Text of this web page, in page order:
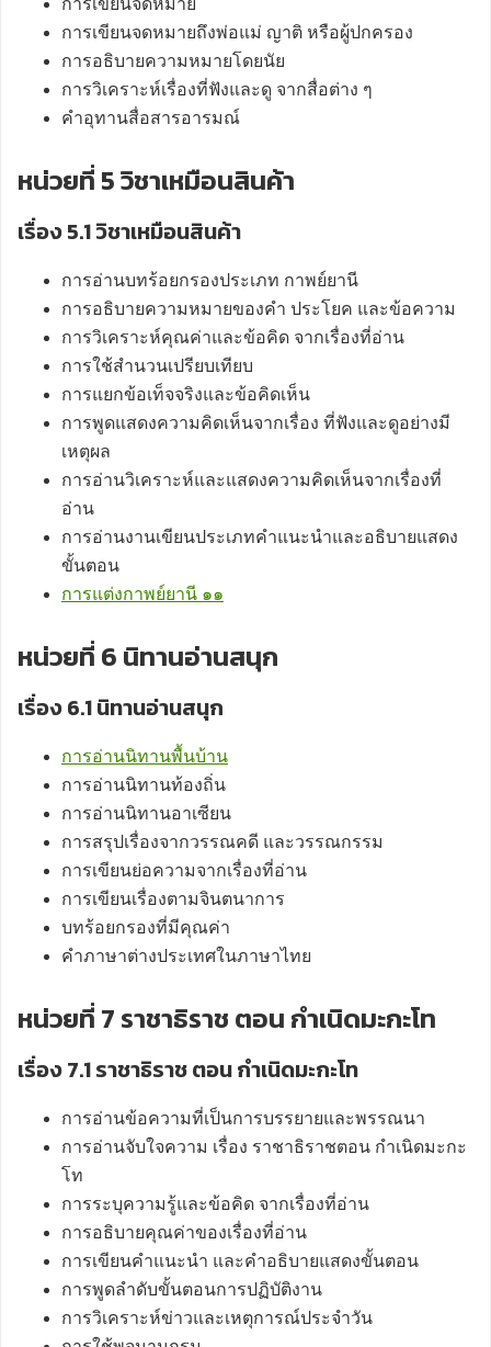
การเขียนจดหมาย
การเขียนจดหมายถึงพ่อแม่ ญาติ หรือผู้ปกครอง
การอธิบายความหมายโดยนัย
การวิเคราะห์เรื่องที่ฟังและดู จากสื่อต่าง ๆ
คำอุทานสื่อสารอารมณ์
หน่วยที่ 5 วิชาเหมือนสินค้า
เรื่อง 5.1 วิชาเหมือนสินค้า
การอ่านบทร้อยกรองประเภท กาพย์ยานี
การอธิบายความหมายของคำ ประโยค และข้อความ
การวิเคราะห์คุณค่าและข้อคิด จากเรื่องที่อ่าน
การใช้สำนวนเปรียบเทียบ
การแยกข้อเท็จจริงและข้อคิดเห็น
การพูดแสดงความคิดเห็นจากเรื่อง ที่ฟังและดูอย่างมี
เหตุผล
การอ่านวิเคราะห์และแสดงความคิดเห็นจากเรื่องที่
อ่าน
การอ่านงานเขียนประเภทคำแนะนำและอธิบายแสดง
ขั้นตอน
การแต่งกาพย์ยานี ๑๑
หน่วยที่ 6 นิทานอ่านสนุก
เรื่อง 6.1 นิทานอ่านสนุก
การอ่านนิทานพื้นบ้าน
การอ่านนิทานท้องถิ่น
การอ่านนิทานอาเซียน
การสรุปเรื่องจากวรรณคดี และวรรณกรรม
การเขียนย่อความจากเรื่องที่อ่าน
การเขียนเรื่องตามจินตนาการ
บทร้อยกรองที่มีคุณค่า
คำภาษาต่างประเทศในภาษาไทย
หน่วยที่ 7 ราชาธิราช ตอน กำเนิดมะกะโท
เรื่อง 7.1 ราชาธิราช ตอน กำเนิดมะกะโท
การอ่านข้อความที่เป็นการบรรยายและพรรณนา
การอ่านจับใจความ เรื่อง ราชาธิราชตอน กำเนิดมะกะ
โท
การระบุความรู้และข้อคิด จากเรื่องที่อ่าน
การอธิบายคุณค่าของเรื่องที่อ่าน
การเขียนคำแนะนำ และคำอธิบายแสดงขั้นตอน
การพูดลำดับขั้นตอนการปฏิบัติงาน
การวิเคราะห์ข่าวและเหตุการณ์ประจำวัน